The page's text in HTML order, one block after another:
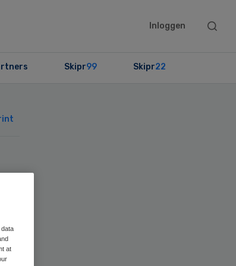
Inloggen
Search
Skipr99 Skipr22
at